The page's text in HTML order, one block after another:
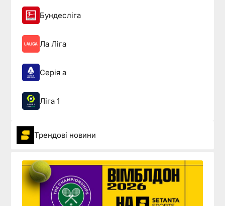
Бундесліга
Ла Ліга
Серія а
Ліга 1
Трендові новини